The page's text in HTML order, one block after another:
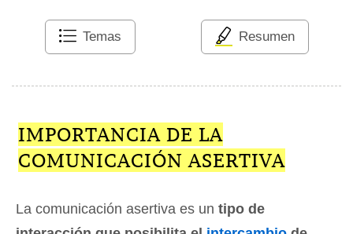
Temas Resumen
IMPORTANCIA DE LA
COMUNICACIÓN ASERTIVA
La comunicación asertiva es un tipo de